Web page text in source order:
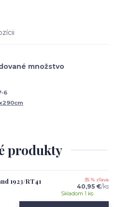
6
produkty
1923/RT41 35 % zľava
40,95 €/ks
Skladom 1 ks